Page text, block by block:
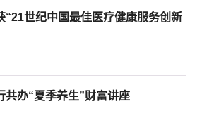
“21世纪中国最佳医疗健康服务创新
共办“夏季养生”财富讲座